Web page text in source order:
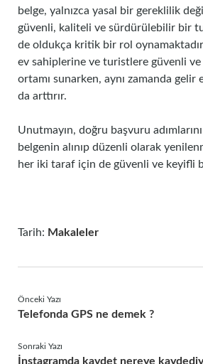
belge, yalnızca yasal bir gereklilik
güvenli, kaliteli ve sürdürülebilir bir
de oldukça kritik bir rol
ev sahiplerine ve turistlere güvenli
ortamı sunarken, aynı zamanda gelir
da arttırır.
Unutmayın, doğru başvuru
belgenin alınıp düzenli olarak
her iki taraf için de güvenli ve keyifli
Tarih: Makaleler
Önceki Yazı
Telefonda GPS ne demek ?
Sonraki Yazı
İnstagramda kaydet nereye